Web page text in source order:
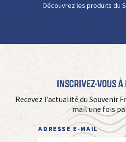
Découvrez les produits du
Inscrivez-vous
Recevez l’actualité du Souvenir
mail une fois
ADRESSE E-MAIL